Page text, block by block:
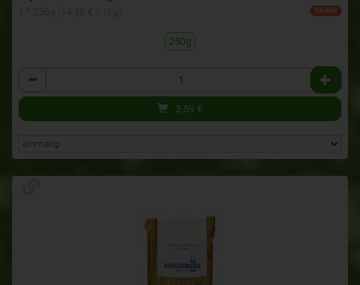
Staffel
250g
Anzahl
3,59 €